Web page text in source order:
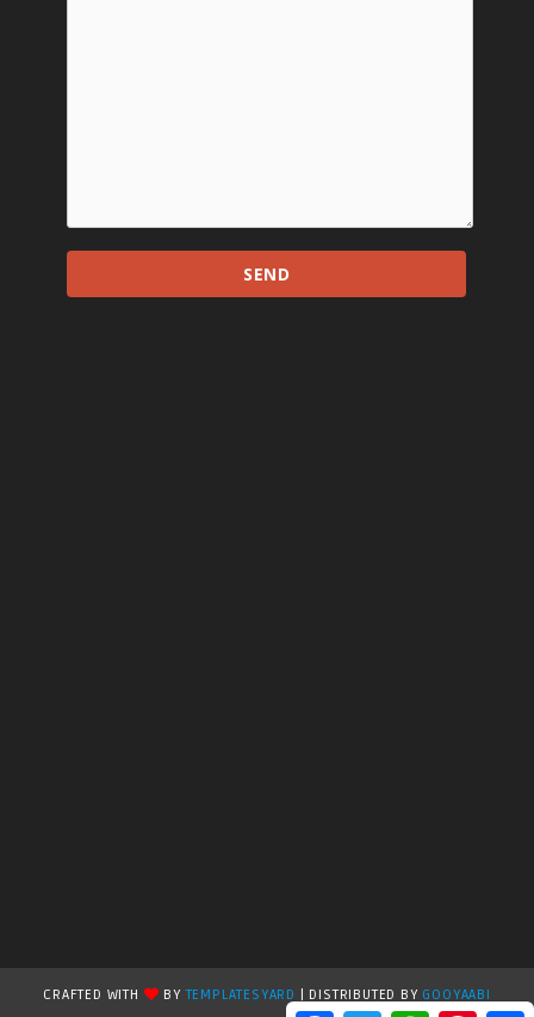
CRAFTED WITH BYTEMPLATESYARD | DISTRIBUTED BY GOOYAABI